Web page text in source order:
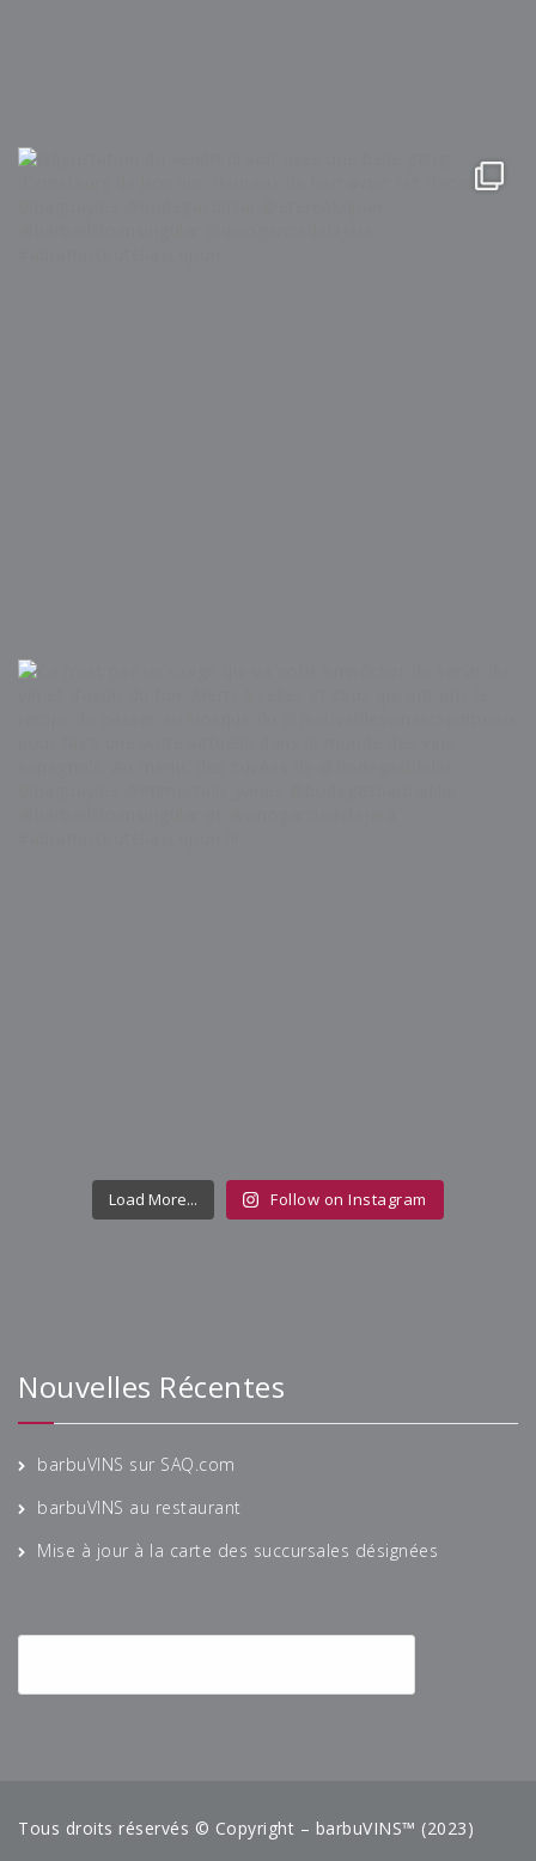
Load More... Follow on Instagram
Nouvelles Récentes
barbuVINS sur SAQ.com
barbuVINS au restaurant
Mise à jour à la carte des succursales désignées
Tous droits réservés © Copyright – barbuVINS™ (2023)